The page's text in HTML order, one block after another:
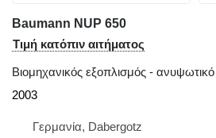
Baumann NUP 650
Τιμή κατόπιν αιτήματος
Βιομηχανικός εξοπλισμός - ανυψωτικό
2003
Γερμανία, Dabergotz